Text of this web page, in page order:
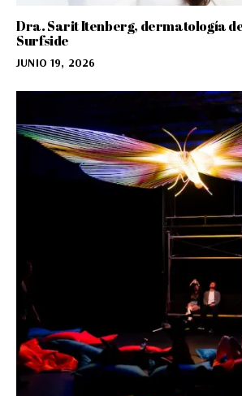
Dra. Sarit Itenberg, dermatología
Surfside
JUNIO 19, 2026